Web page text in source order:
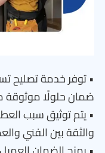
• توفر خدمة تصليح
ضمان حلولًا موثوقة
• يتم توثيق سبب
والثقة بين الفني